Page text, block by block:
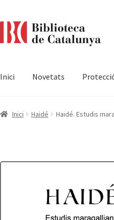
Inici Novetats
Pàgina d'inici Accessibilitat
Inici Haidé Haidé. Estudis